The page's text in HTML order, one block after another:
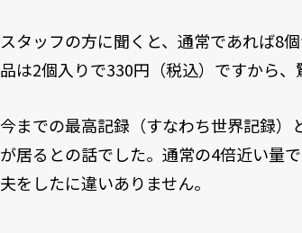
スタッフの方に聞くと、通常であれば8
品は2個入りで330円（税込）ですから、
今までの最高記録（すなわち世界記録
が居るとの話でした。通常の4倍近い量
夫をしたに違いありません。